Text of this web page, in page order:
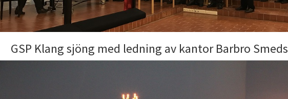
GSP Klang sjöng med ledning av kantor Barbro Smeds